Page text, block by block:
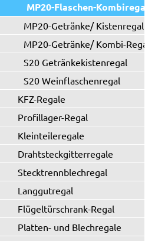
MP20-Flaschen-Kombiregal
MP20-Getränke/ Kistenregal
MP20-Getränke/ Kombi-Regal
S20 Getränkekistenregal
S20 Weinflaschenregal
KFZ-Regale
Profillager-Regal
Kleinteileregale
Drahtsteckgitterregale
Stecktrennblechregal
Langgutregal
Flügeltürschrank-Regal
Platten- und Blechregale